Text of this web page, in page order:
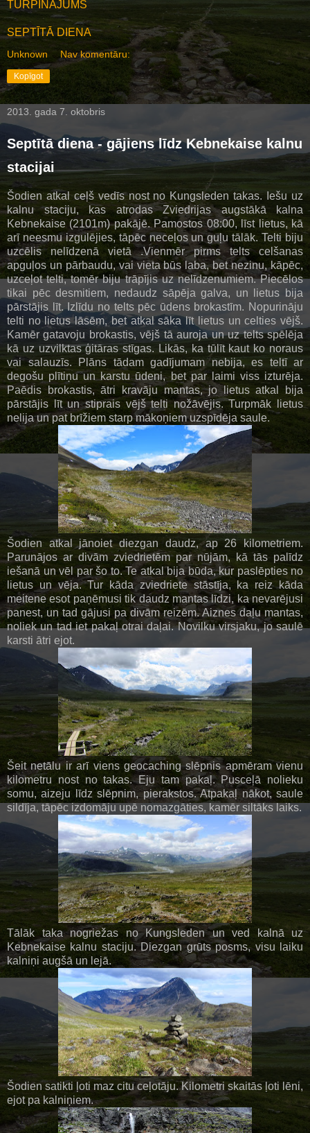
TURPINĀJUMS
SEPTĪTĀ DIENA
Unknown Nav komentāru:
Kopīgot
2013. gada 7. oktobris
Septītā diena - gājiens līdz Kebnekaise kalnu
stacijai
Šodien atkal ceļš vedīs nost no Kungsleden takas. Iešu uz
kalnu staciju, kas atrodas Zviedrijas augstākā kalna
Kebnekaise (2101m) pakājē. Pamostos 08:00, līst lietus, kā
arī neesmu izgulējies, tāpēc neceļos un guļu tālāk. Telti biju
uzcēlis nelīdzenā vietā .Vienmēr pirms telts celšanas
apguļos un pārbaudu, vai vieta būs laba, bet nezinu, kāpēc,
uzceļot telti, tomēr biju trāpījis uz nelīdzenumiem. Piecēlos
tikai pēc desmitiem, nedaudz sāpēja galva, un lietus bija
pārstājis līt. Izlīdu no telts pēc ūdens brokastīm. Nopurināju
telti no lietus lāsēm, bet atkal sāka līt lietus un celties vējš.
Kamēr gatavoju brokastis, vējš tā auroja un uz telts spēlēja
kā uz uzvilktas ģitāras stīgas. Likās, ka tūlīt kaut ko noraus
vai salauzīs. Plāns tādam gadījumam nebija, es teltī ar
degošu plītiņu un karstu ūdeni, bet par laimi viss izturēja.
Paēdis brokastis, ātri kravāju mantas, jo lietus atkal bija
pārstājis līt un stiprais vējš telti nožāvējis. Turpmāk lietus
nelija un pat brīžiem starp mākoņiem uzspīdēja saule.
Šodien atkal jānoiet diezgan daudz, ap 26 kilometriem.
Parunājos ar divām zviedrietēm par nūjām, kā tās palīdz
iešanā un vēl par šo to. Te atkal bija būda, kur paslēpties no
lietus un vēja. Tur kāda zviedriete stāstīja, ka reiz kāda
meitene esot paņēmusi tik daudz mantas līdzi, ka nevarējusi
panest, un tad gājusi pa divām reizēm. Aiznes daļu mantas,
noliek un tad iet pakaļ otrai daļai. Novilku virsjaku, jo saulē
karsti ātri ejot.
Šeit netālu ir arī viens geocaching slēpnis apmēram vienu
kilometru nost no takas. Eju tam pakaļ. Pusceļā nolieku
somu, aizeju līdz slēpnim, pierakstos. Atpakaļ nākot, saule
sildīja, tāpēc izdomāju upē nomazgāties, kamēr siltāks laiks.
Tālāk taka nogriežas no Kungsleden un ved kalnā uz
Kebnekaise kalnu staciju. Diezgan grūts posms, visu laiku
kalniņi augšā un lejā.
Šodien satikti ļoti maz citu ceļotāju. Kilometri skaitās ļoti lēni,
ejot pa kalniņiem.